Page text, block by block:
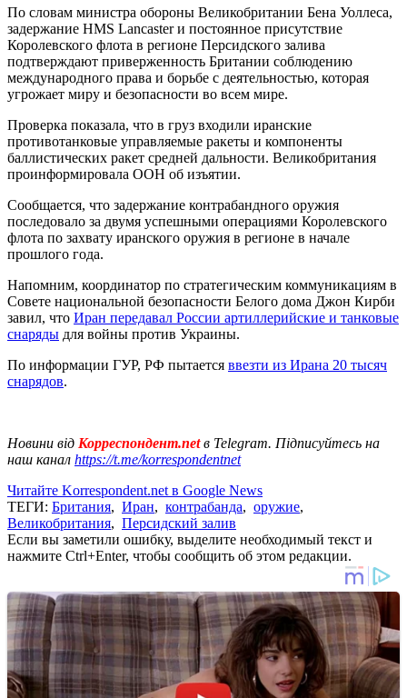
По словам министра обороны Великобритании Бена Уоллеса,
задержание HMS Lancaster и постоянное присутствие
Королевского флота в регионе Персидского залива
подтверждают приверженность Британии соблюдению
международного права и борьбе с деятельностью, которая
угрожает миру и безопасности во всем мире.
Проверка показала, что в груз входили иранские
противотанковые управляемые ракеты и компоненты
баллистических ракет средней дальности. Великобритания
проинформировала ООН об изъятии.
Сообщается, что задержание контрабандного оружия
последовало за двумя успешными операциями Королевского
флота по захвату иранского оружия в регионе в начале
прошлого года.
Напомним, координатор по стратегическим коммуникациям в
Совете национальной безопасности Белого дома Джон Кирби
завил, что Иран передавал России артиллерийские и танковые
снаряды для войны против Украины.
По информации ГУР, РФ пытается ввезти из Ирана 20 тысяч
снарядов.
Новини від Корреспондент.netв Telegram. Підписуйтесь на
наш канал https://t.me/korrespondentnet
Читайте Korrespondent.net в Google News
ТЕГИ: Британия, Иран, контрабанда, оружие,
Великобритания, Персидский залив
Если вы заметили ошибку, выделите необходимый текст и
нажмите Ctrl+Enter, чтобы сообщить об этом редакции.